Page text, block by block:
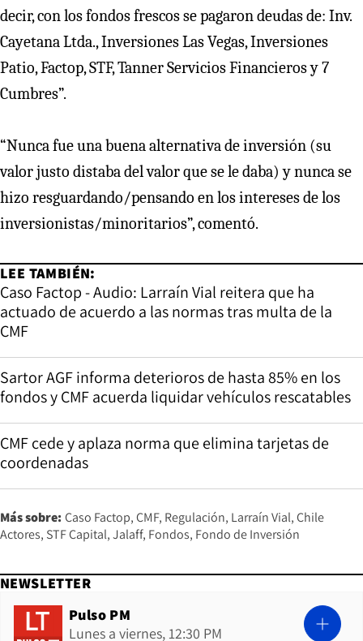
decir, con los fondos frescos se pagaron deudas de: Inv.
Cayetana Ltda., Inversiones Las Vegas, Inversiones
Patio, Factop, STF, Tanner Servicios Financieros y 7
Cumbres”.
“Nunca fue una buena alternativa de inversión (su
valor justo distaba del valor que se le daba) y nunca se
hizo resguardando/pensando en los intereses de los
inversionistas/minoritarios”, comentó.
LEE TAMBIÉN:
Caso Factop - Audio: Larraín Vial reitera que ha
actuado de acuerdo a las normas tras multa de la
CMF
Sartor AGF informa deterioros de hasta 85% en los
fondos y CMF acuerda liquidar vehículos rescatables
CMF cede y aplaza norma que elimina tarjetas de
coordenadas
Más sobre: Caso Factop CMF Regulación Larraín Vial Chile
Actores STF Capital Jalaff Fondos Fondo de Inversión
NEWSLETTER
Pulso PM
Lunes a viernes, 12:30 PM